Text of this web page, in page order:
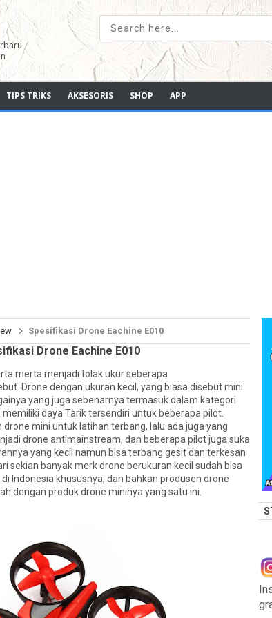
TIPS TRIKS AKSESORIS SHOP APP
Spesifikasi Drone Eachine E010
Drone Eachine E010
merta menjadi tolak ukur seberapa
Drone dengan ukuran kecil, yang biasa disebut mini
yang juga sebenarnya termasuk dalam kategori
daya Tarik tersendiri untuk beberapa pilot.
mini untuk latihan terbang, lalu ada juga yang
drone antimainstream, dan beberapa pilot juga suka
yang kecil namun bisa terbang gesit dan terkesan
sekian banyak merk drone berukuran kecil sudah bisa
Indonesia khususnya, dan bahkan produsen drone
dengan produk drone mininya yang satu ini.